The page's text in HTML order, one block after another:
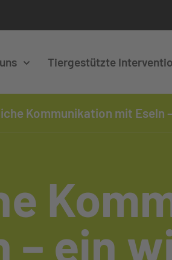
Tiergestützte
Kommunikation mit Eseln –
– ein